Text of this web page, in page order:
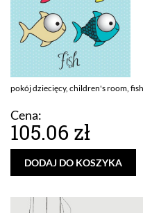
pokój dziecięcy, children's room,
Cena:
105.06 zł
DODAJ DO KOSZYKA